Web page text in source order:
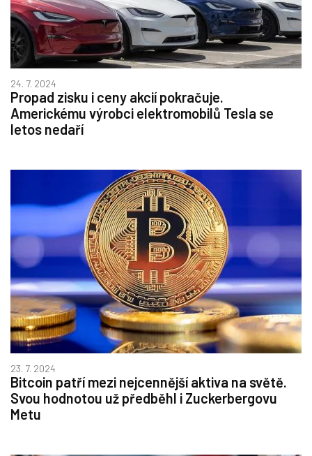
24. 7. 2024
Propad zisku i ceny akcií pokračuje.
Americkému výrobci elektromobilů Tesla se
letos nedaří
23. 7. 2024
Bitcoin patří mezi nejcennější aktiva na světě.
Svou hodnotou už předběhl i Zuckerbergovu
Metu